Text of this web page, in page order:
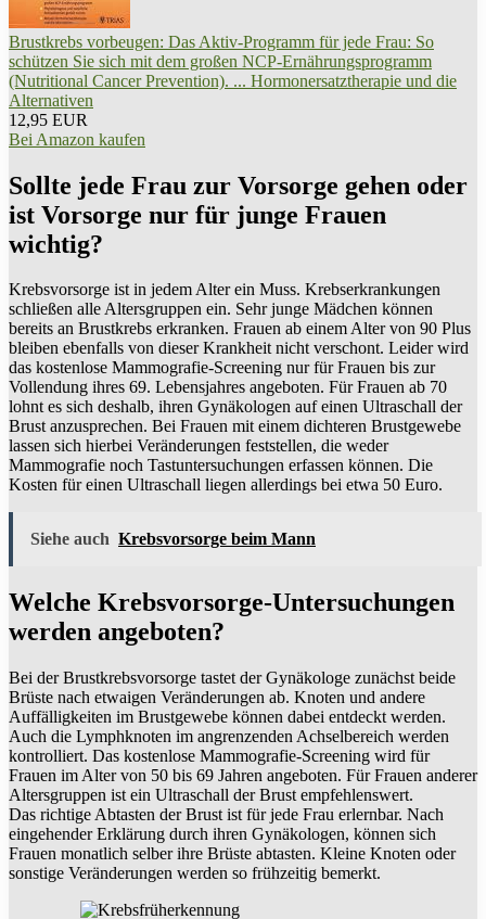
Brustkrebs vorbeugen: Das Aktiv-Programm für jede Frau: So
schützen Sie sich mit dem großen NCP-Ernährungsprogramm
(Nutritional Cancer Prevention). ... Hormonersatztherapie und die
Alternativen
12,95 EUR
Bei Amazon kaufen
Sollte jede Frau zur Vorsorge gehen oder
ist Vorsorge nur für junge Frauen
wichtig?
Krebsvorsorge ist in jedem Alter ein Muss. Krebserkrankungen
schließen alle Altersgruppen ein. Sehr junge Mädchen können
bereits an Brustkrebs erkranken. Frauen ab einem Alter von 90 Plus
bleiben ebenfalls von dieser Krankheit nicht verschont. Leider wird
das kostenlose Mammografie-Screening nur für Frauen bis zur
Vollendung ihres 69. Lebensjahres angeboten. Für Frauen ab 70
lohnt es sich deshalb, ihren Gynäkologen auf einen Ultraschall der
Brust anzusprechen. Bei Frauen mit einem dichteren Brustgewebe
lassen sich hierbei Veränderungen feststellen, die weder
Mammografie noch Tastuntersuchungen erfassen können. Die
Kosten für einen Ultraschall liegen allerdings bei etwa 50 Euro.
Siehe auch Krebsvorsorge beim Mann
Welche Krebsvorsorge-Untersuchungen
werden angeboten?
Bei der Brustkrebsvorsorge tastet der Gynäkologe zunächst beide
Brüste nach etwaigen Veränderungen ab. Knoten und andere
Auffälligkeiten im Brustgewebe können dabei entdeckt werden.
Auch die Lymphknoten im angrenzenden Achselbereich werden
kontrolliert. Das kostenlose Mammografie-Screening wird für
Frauen im Alter von 50 bis 69 Jahren angeboten. Für Frauen anderer
Altersgruppen ist ein Ultraschall der Brust empfehlenswert.
Das richtige Abtasten der Brust ist für jede Frau erlernbar. Nach
eingehender Erklärung durch ihren Gynäkologen, können sich
Frauen monatlich selber ihre Brüste abtasten. Kleine Knoten oder
sonstige Veränderungen werden so frühzeitig bemerkt.